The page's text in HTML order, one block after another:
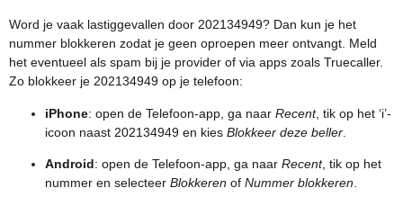
Word je vaak lastiggevallen door 202134949? Dan kun je het
nummer blokkeren zodat je geen oproepen meer ontvangt. Meld
het eventueel als spam bij je provider of via apps zoals Truecaller.
Zo blokkeer je 202134949 op je telefoon:
iPhone: open de Telefoon-app, ga naar Recent, tik op het ‘i’-
icoon naast 202134949 en kies Blokkeer deze beller
Android: open de Telefoon-app, ga naar Recent, tik op het
nummer en selecteer Blokkeren of Nummer blokkeren